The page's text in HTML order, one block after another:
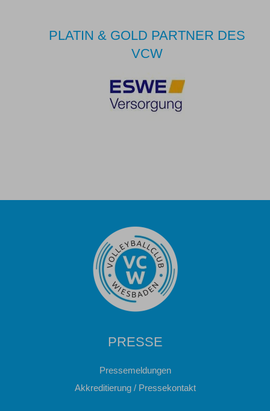
PLATIN & GOLD PARTNER DES
VCW
PRESSE
Pressemeldungen
Akkreditierung / Pressekontakt